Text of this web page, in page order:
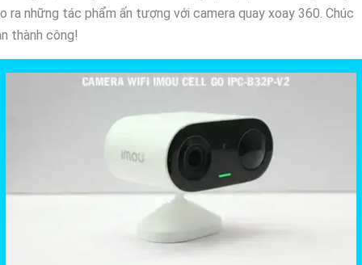
ra những tác phẩm ấn tượng với camera quay xoay 360. Chúc
thành công!